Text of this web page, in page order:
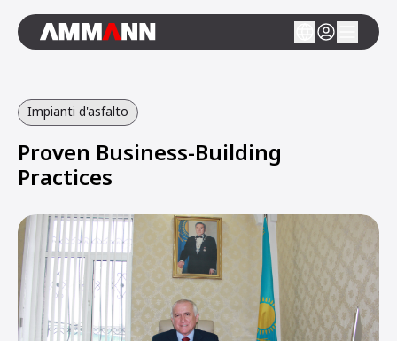
Impianti d'asfalto
Proven Business-Building
Practices